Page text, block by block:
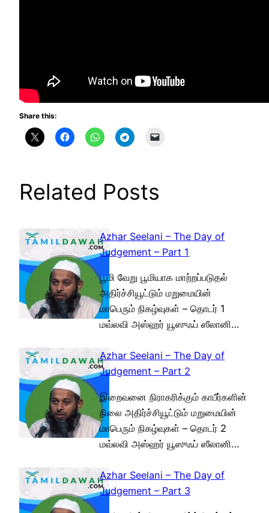
Share this:
Related Posts
Azhar Seelani – The Day of
Judgement – Part 1
பூமி வேறு பூமியாக மாற்றப்படுதல்
அதிர்ச்சியூட்டும் மறுமையின்
மாபெரும் நிகழ்வுகள் – தொடர் 1
மவ்லவி அஸ்ஹர் யூஸுஃப் ஸீலானி…
Azhar Seelani – The Day of
Judgement – Part 2
இறைவனை நிராகரிக்கும் காபீர்களின்
நிலை அதிர்ச்சியூட்டும் மறுமையின்
மாபெரும் நிகழ்வுகள் – தொடர் 2
மவ்லவி அஸ்ஹர் யூஸுஃப் ஸீலானி…
Azhar Seelani – The Day of
Judgement – Part 3